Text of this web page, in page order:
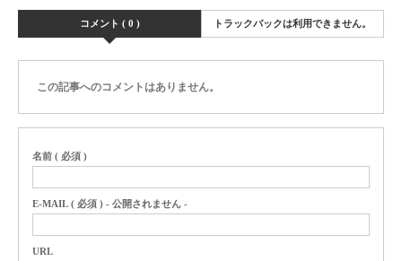
コメント ( 0 ) トラックバックは利用できません。
この記事へのコメントはありません。
名前 ( 必須 )
E-MAIL ( 必須 ) - 公開されません -
URL